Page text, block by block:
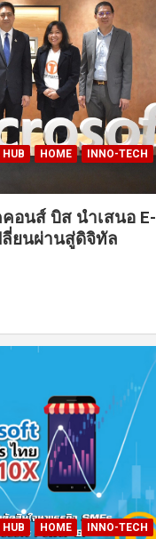
HOME
INNO-TECH
อนส์ บิส นำเสนอ E-
ลี่ยนผ่านสู่ดิจิทัล
HOME
INNO-TECH